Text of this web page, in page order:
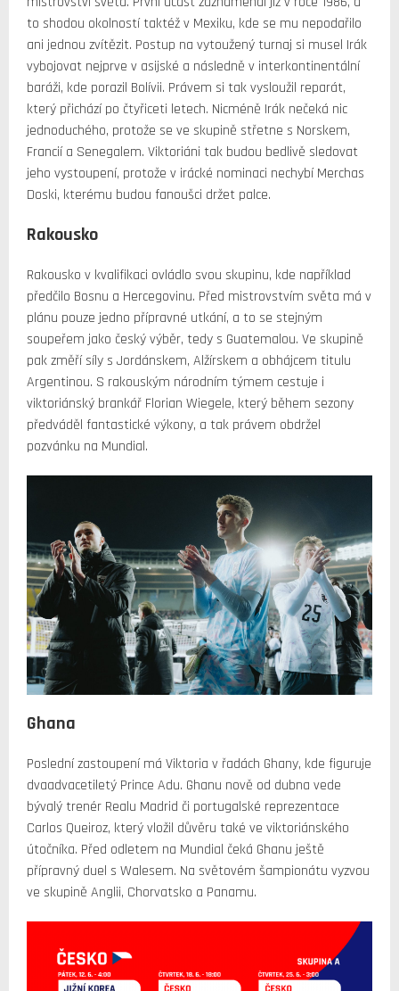
to shodou okolností taktéž v Mexiku, kde se mu nepodařilo
ani jednou zvítězit. Postup na vytoužený turnaj si musel Irák
vybojovat nejprve v asijské a následně v interkontinentální
baráži, kde porazil Bolívii. Právem si tak vysloužil reparát,
který přichází po čtyřiceti letech. Nicméně Irák nečeká nic
jednoduchého, protože se ve skupině střetne s Norskem,
Francií a Senegalem. Viktoriáni tak budou bedlivě sledovat
jeho vystoupení, protože v irácké nominaci nechybí Merchas
Doski, kterému budou fanoušci držet palce.
Rakousko
Rakousko v kvalifikaci ovládlo svou skupinu, kde například
předčilo Bosnu a Hercegovinu. Před mistrovstvím světa má v
plánu pouze jedno přípravné utkání, a to se stejným
soupeřem jako český výběr, tedy s Guatemalou. Ve skupině
pak změří síly s Jordánskem, Alžírskem a obhájcem titulu
Argentinou. S rakouským národním týmem cestuje i
viktoriánský brankář Florian Wiegele, který během sezony
předváděl fantastické výkony, a tak právem obdržel
pozvánku na Mundial.
Ghana
Poslední zastoupení má Viktoria v řadách Ghany, kde figuruje
dvaadvacetiletý Prince Adu. Ghanu nově od dubna vede
bývalý trenér Realu Madrid či portugalské reprezentace
Carlos Queiroz, který vložil důvěru také ve viktoriánského
útočníka. Před odletem na Mundial čeká Ghanu ještě
přípravný duel s Walesem. Na světovém šampionátu vyzvou
ve skupině Anglii, Chorvatsko a Panamu.